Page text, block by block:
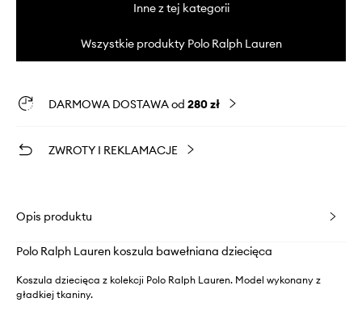
Inne z tej kategorii
Wszystkie produkty Polo Ralph Lauren
DARMOWA DOSTAWA od 280 zł
ZWROTY I REKLAMACJE
Opis produktu
Polo Ralph Lauren koszula bawełniana dziecięca
Koszula dziecięca z kolekcji Polo Ralph Lauren. Model wykonany z
gładkiej tkaniny.